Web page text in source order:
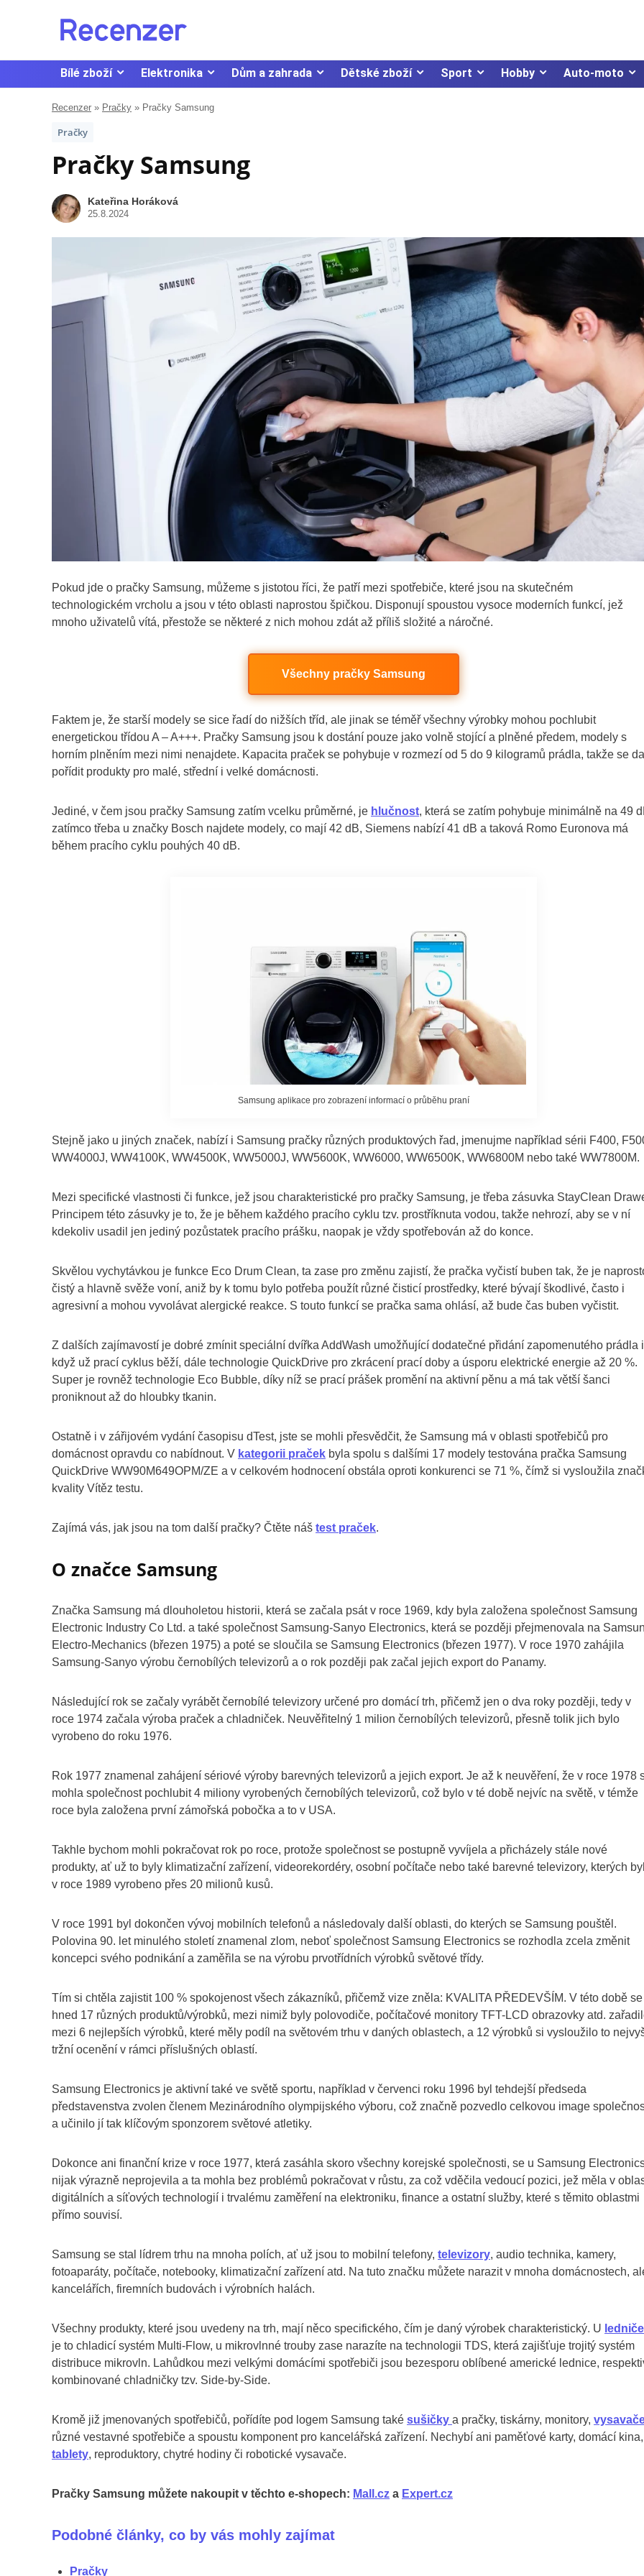
Bílé zboží Elektronika Dům a zahrada Dětské zboží Sport Hobby Auto-moto
Recenzer » Pračky » Pračky Samsung
Pračky
Pračky Samsung
Kateřina Horáková
25.8.2024
Pokud jde o pračky Samsung, můžeme s jistotou říci, že patří mezi spotřebiče, které jsou na skutečném
technologickém vrcholu a jsou v této oblasti naprostou špičkou. Disponují spoustou vysoce moderních funkcí, jež
mnoho uživatelů vítá, přestože se některé z nich mohou zdát až příliš složité a náročné.
Všechny pračky Samsung
Faktem je, že starší modely se sice řadí do nižších tříd, ale jinak se téměř všechny výrobky mohou pochlubit
energetickou třídou A – A+++. Pračky Samsung jsou k dostání pouze jako volně stojící a plněné předem, modely s
horním plněním mezi nimi nenajdete. Kapacita praček se pohybuje v rozmezí od 5 do 9 kilogramů prádla, takže se
pořídit produkty pro malé, střední i velké domácnosti.
Jediné, v čem jsou pračky Samsung zatím vcelku průměrné, je hlučnost, která se zatím pohybuje minimálně na 49
zatímco třeba u značky Bosch najdete modely, co mají 42 dB, Siemens nabízí 41 dB a taková Romo Euronova má
během pracího cyklu pouhých 40 dB.
Samsung aplikace pro zobrazení informací o průběhu praní
Stejně jako u jiných značek, nabízí i Samsung pračky různých produktových řad, jmenujme například sérii F400,
WW4000J, WW4100K, WW4500K, WW5000J, WW5600K, WW6000, WW6500K, WW6800M nebo také WW7800M.
Mezi specifické vlastnosti či funkce, jež jsou charakteristické pro pračky Samsung, je třeba zásuvka StayClean
Principem této zásuvky je to, že je během každého pracího cyklu tzv. prostříknuta vodou, takže nehrozí, aby se v ní
kdekoliv usadil jen jediný pozůstatek pracího prášku, naopak je vždy spotřebován až do konce.
Skvělou vychytávkou je funkce Eco Drum Clean, ta zase pro změnu zajistí, že pračka vyčistí buben tak, že je
čistý a hlavně svěže voní, aniž by k tomu bylo potřeba použít různé čisticí prostředky, které bývají škodlivé, často i
agresivní a mohou vyvolávat alergické reakce. S touto funkcí se pračka sama ohlásí, až bude čas buben vyčistit.
Z dalších zajímavostí je dobré zmínit speciální dvířka AddWash umožňující dodatečné přidání zapomenutého prádla i
když už prací cyklus běží, dále technologie QuickDrive pro zkrácení prací doby a úsporu elektrické energie až 20 %.
Super je rovněž technologie Eco Bubble, díky níž se prací prášek promění na aktivní pěnu a má tak větší šanci
proniknout až do hloubky tkanin.
Ostatně i v zářijovém vydání časopisu dTest, jste se mohli přesvědčit, že Samsung má v oblasti spotřebičů pro
domácnost opravdu co nabídnout. V kategorii praček byla spolu s dalšími 17 modely testována pračka Samsung
QuickDrive WW90M649OPM/ZE a v celkovém hodnocení obstála oproti konkurenci se 71 %, čímž si vysloužila
kvality Vítěz testu.
Zajímá vás, jak jsou na tom další pračky? Čtěte náš test praček.
O značce Samsung
Značka Samsung má dlouholetou historii, která se začala psát v roce 1969, kdy byla založena společnost Samsung
Electronic Industry Co Ltd. a také společnost Samsung-Sanyo Electronics, která se později přejmenovala na
Electro-Mechanics (březen 1975) a poté se sloučila se Samsung Electronics (březen 1977). V roce 1970 zahájila
Samsung-Sanyo výrobu černobílých televizorů a o rok později pak začal jejich export do Panamy.
Následující rok se začaly vyrábět černobílé televizory určené pro domácí trh, přičemž jen o dva roky později, tedy v
roce 1974 začala výroba praček a chladniček. Neuvěřitelný 1 milion černobílých televizorů, přesně tolik jich bylo
vyrobeno do roku 1976.
Rok 1977 znamenal zahájení sériové výroby barevných televizorů a jejich export. Je až k neuvěření, že v roce 1978
mohla společnost pochlubit 4 miliony vyrobených černobílých televizorů, což bylo v té době nejvíc na světě, v témže
roce byla založena první zámořská pobočka a to v USA.
Takhle bychom mohli pokračovat rok po roce, protože společnost se postupně vyvíjela a přicházely stále nové
produkty, ať už to byly klimatizační zařízení, videorekordéry, osobní počítače nebo také barevné televizory, kterých
v roce 1989 vyrobeno přes 20 milionů kusů.
V roce 1991 byl dokončen vývoj mobilních telefonů a následovaly další oblasti, do kterých se Samsung pouštěl.
Polovina 90. let minulého století znamenal zlom, neboť společnost Samsung Electronics se rozhodla zcela změnit
koncepci svého podnikání a zaměřila se na výrobu prvotřídních výrobků světové třídy.
Tím si chtěla zajistit 100 % spokojenost všech zákazníků, přičemž vize zněla: KVALITA PŘEDEVŠÍM. V této době se
hned 17 různých produktů/výrobků, mezi nimiž byly polovodiče, počítačové monitory TFT-LCD obrazovky atd.
mezi 6 nejlepších výrobků, které měly podíl na světovém trhu v daných oblastech, a 12 výrobků si vysloužilo to
tržní ocenění v rámci příslušných oblastí.
Samsung Electronics je aktivní také ve světě sportu, například v červenci roku 1996 byl tehdejší předseda
představenstva zvolen členem Mezinárodního olympijského výboru, což značně pozvedlo celkovou image
a učinilo jí tak klíčovým sponzorem světové atletiky.
Dokonce ani finanční krize v roce 1977, která zasáhla skoro všechny korejské společnosti, se u Samsung
nijak výrazně neprojevila a ta mohla bez problémů pokračovat v růstu, za což vděčila vedoucí pozici, jež měla v
digitálních a síťových technologií i trvalému zaměření na elektroniku, finance a ostatní služby, které s těmito oblastmi
přímo souvisí.
Samsung se stal lídrem trhu na mnoha polích, ať už jsou to mobilní telefony, televizory, audio technika, kamery,
fotoaparáty, počítače, notebooky, klimatizační zařízení atd. Na tuto značku můžete narazit v mnoha domácnostech,
kancelářích, firemních budovách i výrobních halách.
Všechny produkty, které jsou uvedeny na trh, mají něco specifického, čím je daný výrobek charakteristický. U
je to chladicí systém Multi-Flow, u mikrovlnné trouby zase narazíte na technologii TDS, která zajišťuje trojitý systém
distribuce mikrovln. Lahůdkou mezi velkými domácími spotřebiči jsou bezesporu oblíbené americké lednice,
kombinované chladničky tzv. Side-by-Side.
Kromě již jmenovaných spotřebičů, pořídíte pod logem Samsung také sušičky a pračky, tiskárny, monitory,
různé vestavné spotřebiče a spoustu komponent pro kancelářská zařízení. Nechybí ani paměťové karty, domácí kina,
tablety, reproduktory, chytré hodiny či robotické vysavače.
Pračky Samsung můžete nakoupit v těchto e-shopech: Mall.cz a Expert.cz
Podobné články, co by vás mohly zajímat
Pračky